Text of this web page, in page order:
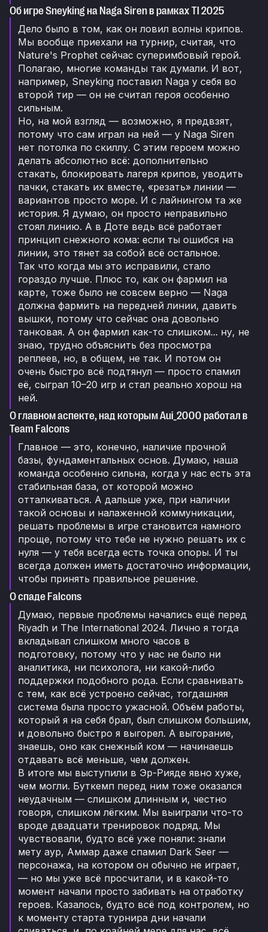
Об игре Sneyking на Naga Siren в рамках TI 2025
Дело было в том, как он ловил волны крипов.
Мы вообще приехали на турнир, считая, что
Nature's Prophet сейчас суперимбовый герой.
Полагаю, многие команды так думали. И вот,
например, Sneyking поставил Naga у себя во
второй тир — он не считал героя особенно
сильным.
Но, на мой взгляд — возможно, я предвзят,
потому что сам играл на ней — у Naga Siren
нет потолка по скиллу. С этим героем можно
делать абсолютно всё: дополнительно
стакать, блокировать лагеря крипов, уводить
пачки, стакать их вместе, «резать» линии —
вариантов просто море. И с лайнингом та же
история. Я думаю, он просто неправильно
стоял линию. А в Доте ведь всё работает
принцип снежного кома: если ты ошибся на
линии, это тянет за собой всё остальное.
Так что когда мы это исправили, стало
гораздо лучше. Плюс то, как он фармил на
карте, тоже было не совсем верно — Naga
должна фармить на передней линии, давить
вышки, потому что сейчас она довольно
танковая. А он фармил как-то слишком... ну, не
знаю, трудно объяснить без просмотра
реплеев, но, в общем, не так. И потом он
очень быстро всё подтянул — просто спамил
её, сыграл 10–20 игр и стал реально хорош на
ней.
О главном аспекте, над которым Aui_2000 работал в
Team Falcons
Главное — это, конечно, наличие прочной
базы, фундаментальных основ. Думаю, наша
команда особенно сильна, когда у нас есть эта
стабильная база, от которой можно
отталкиваться. А дальше уже, при наличии
такой основы и налаженной коммуникации,
решать проблемы в игре становится намного
проще, потому что тебе не нужно решать их с
нуля — у тебя всегда есть точка опоры. И ты
всегда должен иметь достаточно информации,
чтобы принять правильное решение.
О спаде Falcons
Думаю, первые проблемы начались ещё перед
Riyadh и The International 2024. Лично я тогда
вкладывал слишком много часов в
подготовку, потому что у нас не было ни
аналитика, ни психолога, ни какой-либо
поддержки подобного рода. Если сравнивать
с тем, как всё устроено сейчас, тогдашняя
система была просто ужасной. Объём работы,
который я на себя брал, был слишком большим,
и довольно быстро я выгорел. А выгорание,
знаешь, оно как снежный ком — начинаешь
отдавать всё меньше, чем должен.
В итоге мы выступили в Эр-Рияде явно хуже,
чем могли. Буткемп перед ним тоже оказался
неудачным — слишком длинным и, честно
говоря, слишком лёгким. Мы выиграли что-то
вроде двадцати тренировок подряд. Мы
чувствовали, будто всё уже поняли: знали
мету аур, Аммар даже спамил Dark Seer —
персонажа, на котором он обычно не играет,
— но мы уже всё просчитали, и в какой-то
момент начали просто забивать на отработку
героев. Казалось, будто всё под контролем, но
к моменту старта турнира дни начали